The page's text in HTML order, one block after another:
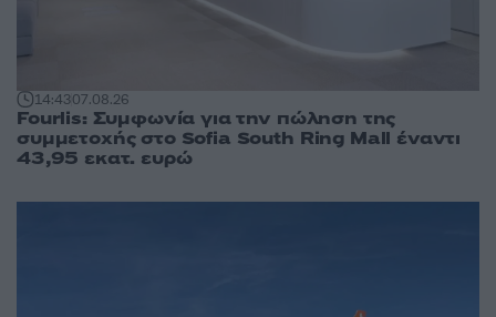
14:4307.08.26
Fourlis: Συμφωνία για την πώληση της
συμμετοχής στο Sofia South Ring Mall έναντι
43,95 εκατ. ευρώ